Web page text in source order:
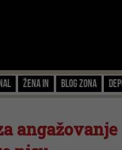
Žena IN Blog zona
angažovanje